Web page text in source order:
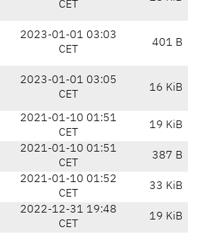
CET
2023-01-01 03:03
CET
401 B
2023-01-01 03:05
CET
16 KiB
2021-01-10 01:51
CET
19 KiB
2021-01-10 01:51
CET
387 B
2021-01-10 01:52
CET
33 KiB
2022-12-31 19:48
CET
19 KiB